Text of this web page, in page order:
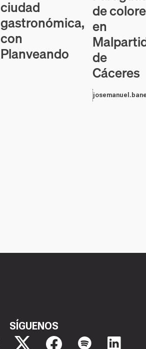
ciudad
gastronómica,
con
Planveando
de
en
de
Cáceres
SÍGUENOS